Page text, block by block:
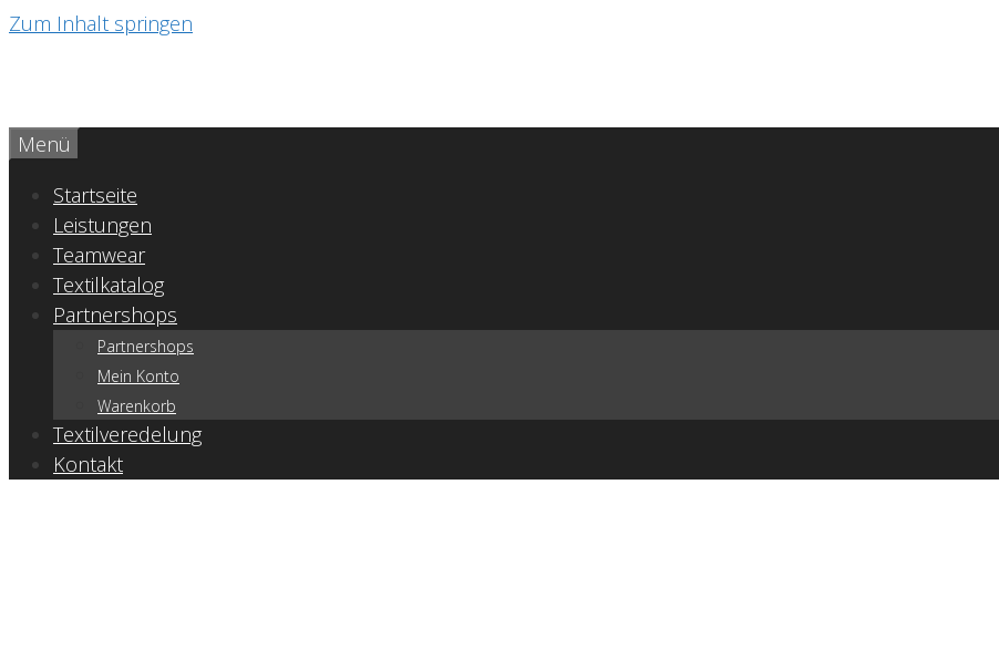
Zum Inhalt springen
Menü
Startseite
Leistungen
Teamwear
Textilkatalog
Partnershops
Partnershops
Mein Konto
Warenkorb
Textilveredelung
Kontakt